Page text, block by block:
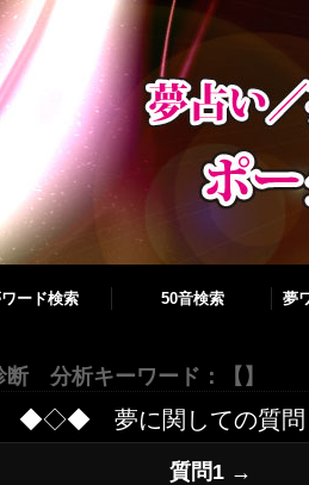
ード検索 50音検索 夢
断 分析キーワード：【 】
◆◇◆ 夢に関しての
質問1 →